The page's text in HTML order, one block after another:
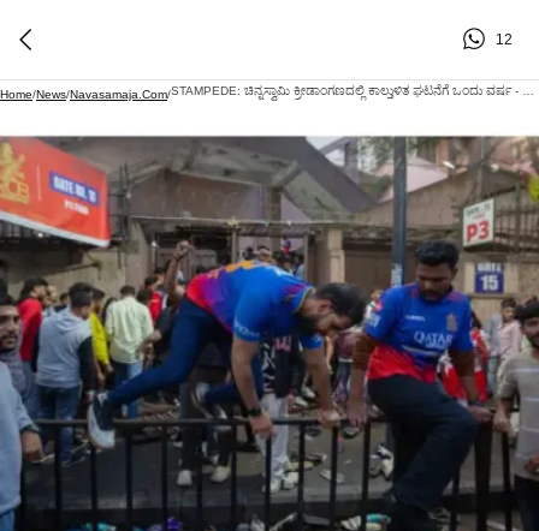
12
Home/News/Navasamaja.com/